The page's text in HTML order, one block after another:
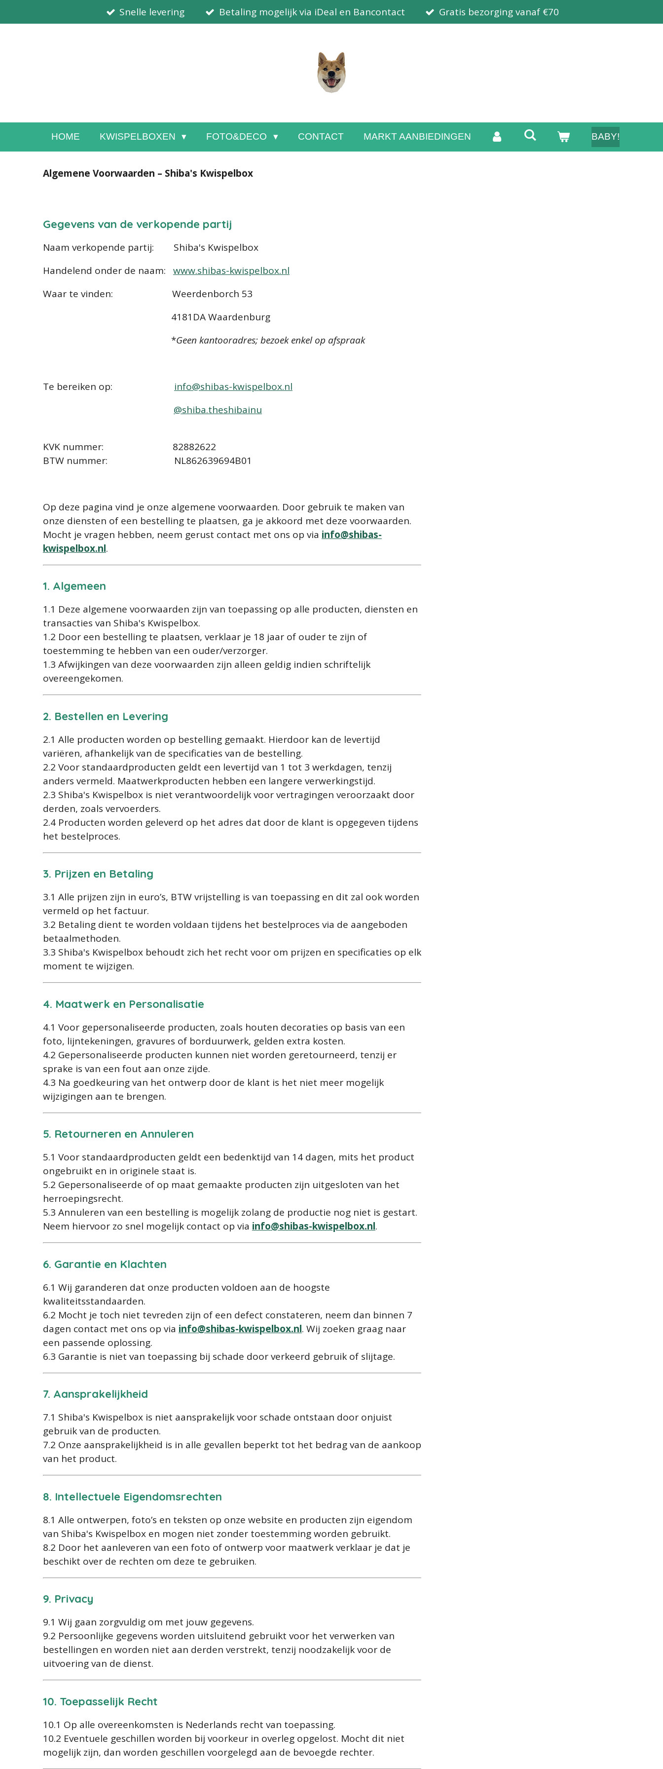
direct
Snelle levering Betaling mogelijk via iDeal en Bancontact Gratis bezorging vanaf €70
HOME KWISPELBOXEN FOTO&DECO CONTACT MARKT AANBIEDINGEN BABY!
Algemene Voorwaarden – Shiba's Kwispelbox
Gegevens van de verkopende partij
Naam verkopende partij: Shiba's Kwispelbox
Handelend onder de naam: www.shibas-kwispelbox.nl
Waar te vinden: Weerdenborch 53
4181DA Waardenburg
*Geen kantooradres; bezoek enkel op afspraak
Te bereiken op: info@shibas-kwispelbox.nl
@shiba.theshibainu
KVK nummer: 82882622
BTW nummer: NL862639694B01
Op deze pagina vind je onze algemene voorwaarden. Door gebruik te maken van
onze diensten of een bestelling te plaatsen, ga je akkoord met deze voorwaarden.
Mocht je vragen hebben, neem gerust contact met ons op via info@shibas-
kwispelbox.nl.
1. Algemeen
1.1 Deze algemene voorwaarden zijn van toepassing op alle producten, diensten en
transacties van Shiba's Kwispelbox.
1.2 Door een bestelling te plaatsen, verklaar je 18 jaar of ouder te zijn of
toestemming te hebben van een ouder/verzorger.
1.3 Afwijkingen van deze voorwaarden zijn alleen geldig indien schriftelijk
overeengekomen.
2. Bestellen en Levering
2.1 Alle producten worden op bestelling gemaakt. Hierdoor kan de levertijd
variëren, afhankelijk van de specificaties van de bestelling.
2.2 Voor standaardproducten geldt een levertijd van 1 tot 3 werkdagen, tenzij
anders vermeld. Maatwerkproducten hebben een langere verwerkingstijd.
2.3 Shiba's Kwispelbox is niet verantwoordelijk voor vertragingen veroorzaakt door
derden, zoals vervoerders.
2.4 Producten worden geleverd op het adres dat door de klant is opgegeven tijdens
het bestelproces.
3. Prijzen en Betaling
3.1 Alle prijzen zijn in euro’s, BTW vrijstelling is van toepassing en dit zal ook worden
vermeld op het factuur.
3.2 Betaling dient te worden voldaan tijdens het bestelproces via de aangeboden
betaalmethoden.
3.3 Shiba's Kwispelbox behoudt zich het recht voor om prijzen en specificaties op elk
moment te wijzigen.
4. Maatwerk en Personalisatie
4.1 Voor gepersonaliseerde producten, zoals houten decoraties op basis van een
foto, lijntekeningen, gravures of borduurwerk, gelden extra kosten.
4.2 Gepersonaliseerde producten kunnen niet worden geretourneerd, tenzij er
sprake is van een fout aan onze zijde.
4.3 Na goedkeuring van het ontwerp door de klant is het niet meer mogelijk
wijzigingen aan te brengen.
5. Retourneren en Annuleren
5.1 Voor standaardproducten geldt een bedenktijd van 14 dagen, mits het product
ongebruikt en in originele staat is.
5.2 Gepersonaliseerde of op maat gemaakte producten zijn uitgesloten van het
herroepingsrecht.
5.3 Annuleren van een bestelling is mogelijk zolang de productie nog niet is gestart.
Neem hiervoor zo snel mogelijk contact op via info@shibas-kwispelbox.nl.
6. Garantie en Klachten
6.1 Wij garanderen dat onze producten voldoen aan de hoogste
kwaliteitsstandaarden.
6.2 Mocht je toch niet tevreden zijn of een defect constateren, neem dan binnen 7
dagen contact met ons op via info@shibas-kwispelbox.nl. Wij zoeken graag naar
een passende oplossing.
6.3 Garantie is niet van toepassing bij schade door verkeerd gebruik of slijtage.
7. Aansprakelijkheid
7.1 Shiba's Kwispelbox is niet aansprakelijk voor schade ontstaan door onjuist
gebruik van de producten.
7.2 Onze aansprakelijkheid is in alle gevallen beperkt tot het bedrag van de aankoop
van het product.
8. Intellectuele Eigendomsrechten
8.1 Alle ontwerpen, foto’s en teksten op onze website en producten zijn eigendom
van Shiba's Kwispelbox en mogen niet zonder toestemming worden gebruikt.
8.2 Door het aanleveren van een foto of ontwerp voor maatwerk verklaar je dat je
beschikt over de rechten om deze te gebruiken.
9. Privacy
9.1 Wij gaan zorgvuldig om met jouw gegevens.
9.2 Persoonlijke gegevens worden uitsluitend gebruikt voor het verwerken van
bestellingen en worden niet aan derden verstrekt, tenzij noodzakelijk voor de
uitvoering van de dienst.
10. Toepasselijk Recht
10.1 Op alle overeenkomsten is Nederlands recht van toepassing.
10.2 Eventuele geschillen worden bij voorkeur in overleg opgelost. Mocht dit niet
mogelijk zijn, dan worden geschillen voorgelegd aan de bevoegde rechter.